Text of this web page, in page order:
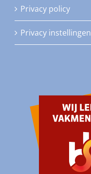
Privacy policy
Privacy instellingen